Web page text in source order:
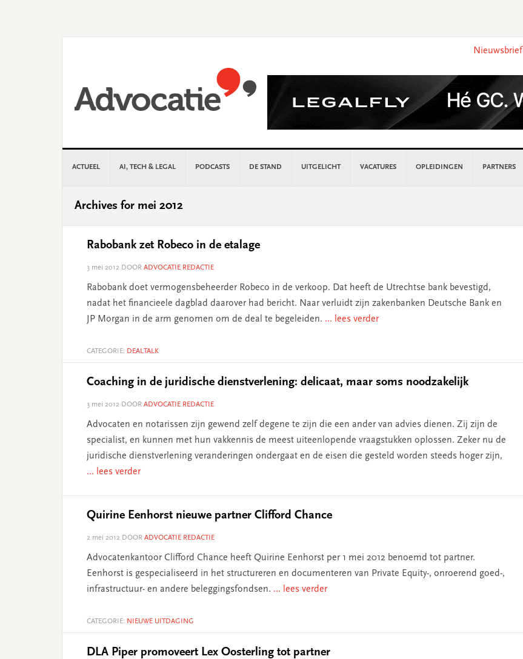
Nieuwsbrief
ACTUEEL AI, TECH & LEGAL PODCASTS DE STAND UITGELICHT VACATURES OPLEIDINGEN PARTNERS
Archives for mei 2012
Rabobank zet Robeco in de etalage
3 mei 2012 DOOR ADVOCATIE REDACTIE
Rabobank doet vermogensbeheerder Robeco in de verkoop. Dat heeft de Utrechtse bank bevestigd,
nadat het financieele dagblad daarover had bericht. Naar verluidt zijn zakenbanken Deutsche Bank en
JP Morgan in de arm genomen om de deal te begeleiden. ... lees verder
CATEGORIE: DEALTALK
Coaching in de juridische dienstverlening: delicaat, maar soms noodzakelijk
3 mei 2012 DOOR ADVOCATIE REDACTIE
Advocaten en notarissen zijn gewend zelf degene te zijn die een ander van advies dienen. Zij zijn de
specialist, en kunnen met hun vakkennis de meest uiteenlopende vraagstukken oplossen. Zeker nu de
juridische dienstverlening veranderingen ondergaat en de eisen die gesteld worden steeds hoger zijn,
... lees verder
Quirine Eenhorst nieuwe partner Clifford Chance
2 mei 2012 DOOR ADVOCATIE REDACTIE
Advocatenkantoor Clifford Chance heeft Quirine Eenhorst per 1 mei 2012 benoemd tot partner.
Eenhorst is gespecialiseerd in het structureren en documenteren van Private Equity-, onroerend goed-,
infrastructuur- en andere beleggingsfondsen. ... lees verder
CATEGORIE: NIEUWE UITDAGING
DLA Piper promoveert Lex Oosterling tot partner